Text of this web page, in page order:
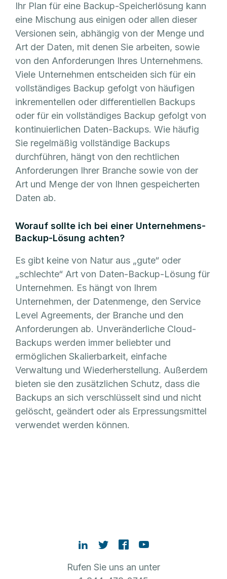
Ihr Plan für eine Backup-Speicherlösung kann
eine Mischung aus einigen oder allen dieser
Versionen sein, abhängig von der Menge und
Art der Daten, mit denen Sie arbeiten, sowie
von den Anforderungen Ihres Unternehmens.
Viele Unternehmen entscheiden sich für ein
vollständiges Backup gefolgt von häufigen
inkrementellen oder differentiellen Backups
oder für ein vollständiges Backup gefolgt von
kontinuierlichen Daten-Backups. Wie häufig
Sie regelmäßig vollständige Backups
durchführen, hängt von den rechtlichen
Anforderungen Ihrer Branche sowie von der
Art und Menge der von Ihnen gespeicherten
Daten ab.
Worauf sollte ich bei einer Unternehmens-
Backup-Lösung achten?
Es gibt keine von Natur aus „gute“ oder
„schlechte“ Art von Daten-Backup-Lösung für
Unternehmen. Es hängt von Ihrem
Unternehmen, der Datenmenge, den Service
Level Agreements, der Branche und den
Anforderungen ab. Unveränderliche Cloud-
Backups werden immer beliebter und
ermöglichen Skalierbarkeit, einfache
Verwaltung und Wiederherstellung. Außerdem
bieten sie den zusätzlichen Schutz, dass die
Backups an sich verschlüsselt sind und nicht
gelöscht, geändert oder als Erpressungsmittel
verwendet werden können.
Rufen Sie uns an unter